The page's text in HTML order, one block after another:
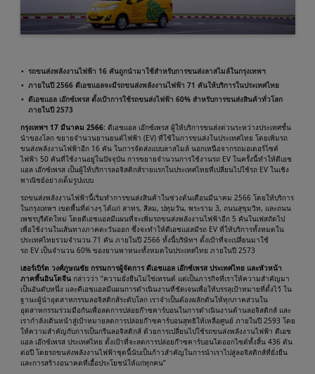
รถขนส่งพลังงานไฟฟ้า 16 คันถูกนำมาใช้สำหรับการขนส่งลาสไมล์ในกรุงเทพฯ
ภายในปี 2566 ดีเอชแอลจะมีรถขนส่งพลังงานไฟฟ้า 71 คันให้บริการในประเทศไทย
ดีเอชแอล เอ๊กซ์เพรส ตั้งเป้าการใช้รถขนส่งไฟฟ้า 60% สำหรับการขนส่งสินค้าทั่วโลก
ภายในปี 2573
กรุงเทพฯ 17 มีนาคม 2566: ดีเอชแอล เอ๊กซ์เพรส ผู้ให้บริการขนส่งด่วนระหว่างประเทศชั้น
นำของโลก ขยายจำนวนยานยนต์ไฟฟ้า (EV) ที่ใช้ในการขนส่งในประเทศไทย โดยเพิ่มรถ
ขนส่งพลังงานไฟฟ้าอีก 16 คัน ในการจัดส่งแบบลาสไมล์ นอกเหนือจากรถมอเตอร์ไซค์
ไฟฟ้า 50 คันที่ใช้งานอยู่ในปัจจุบัน การขยายจำนวนการใช้งานรถ EV ในครั้งนี้ทำให้ดีเอช
แอล เอ๊กซ์เพรส เป็นผู้ให้บริการลอจิสติกส์รายแรกในประเทศไทยที่เปลี่ยนไปใช้รถ EV ในเชิง
พาณิชย์อย่างเต็มรูปแบบ
รถขนส่งพลังงานไฟฟ้านี้เริ่มทำการขนส่งสินค้าในช่วงต้นเดือนมีนาคม 2566 โดยให้บริการ
ในกรุงเทพฯ เขตพื้นที่ต่างๆ ได้แก่ สาทร, สีลม, ปทุมวัน, พระราม 3, ถนนสุขุมวิท, และถนน
เพชรบุรีตัดใหม่ โดยดีเอชแอลมีแผนที่จะเพิ่มรถขนส่งพลังงานไฟฟ้าอีก 5 คันในเฟสถัดไป
เพื่อใช้งานในเส้นทางภาคตะวันออก ซึ่งจะทำให้ดีเอชแอลมีรถ EV ที่ให้บริการทั้งหมดใน
ประเทศไทยรวมจำนวน 71 คัน ภายในปี 2566 ทั้งนี้บริษัทฯ ตั้งเป้าที่จะเปลี่ยนมาใช้
รถ EV เป็นจำนวน 60% ของยานพาหนะทั้งหมดในประเทศไทย ภายในปี 2573
เฮอร์เบิร์ต วงศ์ภูษณชัย กรรมการผู้จัดการ ดีเอชแอล เอ๊กซ์เพรส ประเทศไทย และหัวหน้า
ภาคพื้นอินโดจีน กล่าวว่า “ความยั่งยืนไม่ใช่เทรนด์ แต่เป็นภารกิจที่เราให้ความสำคัญมา
เป็นอันดับหนึ่ง และดีเอชแอลมีแผนการดำเนินงานที่ชัดเจนเพื่อให้บรรลุเป้าหมายที่ตั้งไว้ ใน
ฐานะผู้นำอุตสาหกรรมลอจิสติกส์ระดับโลก เราจำเป็นต้องผลักดันให้ทุกภาคส่วนใน
อุตสาหกรรมร่วมมือกันเพื่อลดการปล่อยก๊าซคาร์บอนในการดำเนินงานด้านลอจิสติกส์ และ
เรากำลังเดินหน้าสู่เป้าหมายลดการปล่อยก๊าซคาร์บอนสุทธิให้เหลือศูนย์ ภายในปี 2593 โดย
ให้ความสำคัญกับการเป็นกรีนลอจิสติกส์ ด้วยการเปลี่ยนไปใช้รถขนส่งพลังงานไฟฟ้า ดีเอช
แอล เอ๊กซ์เพรส ประเทศไทย ตั้งเป้าที่จะลดการปล่อยก๊าซคาร์บอนไดออกไซด์ทั้งสิ้น 436 ตัน
ต่อปี โดยรถขนส่งพลังงานไฟฟ้าชุดนี้นับเป็นก้าวสำคัญในการนำเราไปสู่ลอจิสติกส์ที่ยั่งยืน
และการสร้างอนาคตที่เอื้อประโยชน์ให้แก่ทุกคน”